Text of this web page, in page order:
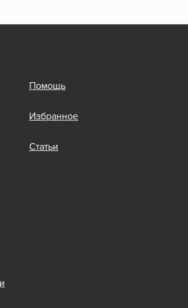
Помощь
Избранное
Статьи